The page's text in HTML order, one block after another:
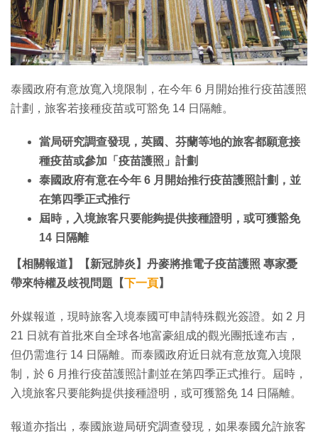
泰國政府有意放寬入境限制，在今年 6 月開始推行疫苗護照
計劃，旅客若接種疫苗或可豁免 14 日隔離。
當局研究調查發現，英國、芬蘭等地的旅客都願意接
種疫苗或參加「疫苗護照」計劃
泰國政府有意在今年 6 月開始推行疫苗護照計劃，並
在第四季正式推行
屆時，入境旅客只要能夠提供接種證明，或可獲豁免
14 日隔離
【相關報道】【新冠肺炎】丹麥將推電子疫苗護照 專家憂
帶來特權及歧視問題【下一頁】
外媒報道，現時旅客入境泰國可申請特殊觀光簽證。如 2 月
21 日就有首批來自全球各地富豪組成的觀光團抵達布吉，
但仍需進行 14 日隔離。而泰國政府近日就有意放寬入境限
制，於 6 月推行疫苗護照計劃並在第四季正式推行。屆時，
入境旅客只要能夠提供接種證明，或可獲豁免 14 日隔離。
報道亦指出，泰國旅遊局研究調查發現，如果泰國允許旅客